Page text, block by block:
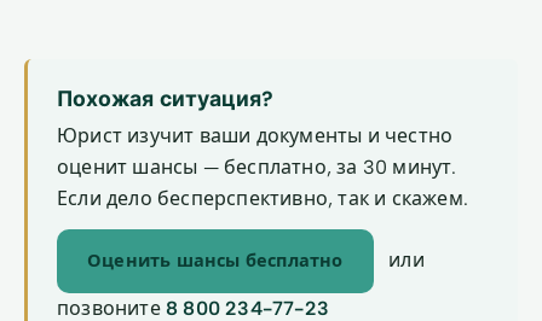
Похожая ситуация?
Юрист изучит ваши документы и честно
оценит шансы — бесплатно, за 30 минут.
Если дело бесперспективно, так и скажем.
Оценить шансы бесплатно или
позвоните 8 800 234-77-23